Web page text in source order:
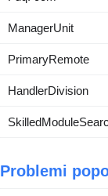
ManagerUnit
PrimaryRemote
HandlerDivision
Problemi